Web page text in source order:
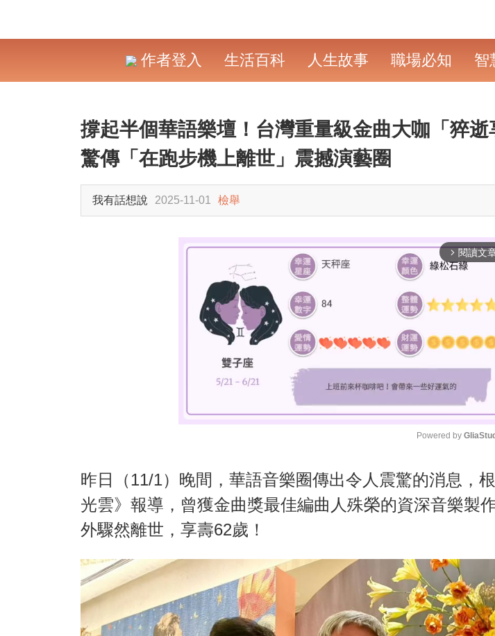
作者登入 生活百科 人生故事 職場必知 智
撐起半個華語樂壇！台灣重量級金曲大咖「猝
驚傳「在跑步機上離世」震撼演藝圈
我有話想說 2025-11-01 檢舉
arrow_forward_ios 閱讀文
M
u
t
Powered by
昨日（11/1）晚間，華語音樂圈傳出令人震驚的消息，
光雲》報導，曾獲金曲獎最佳編曲人殊榮的資深音樂製
外驟然離世，享壽62歲！